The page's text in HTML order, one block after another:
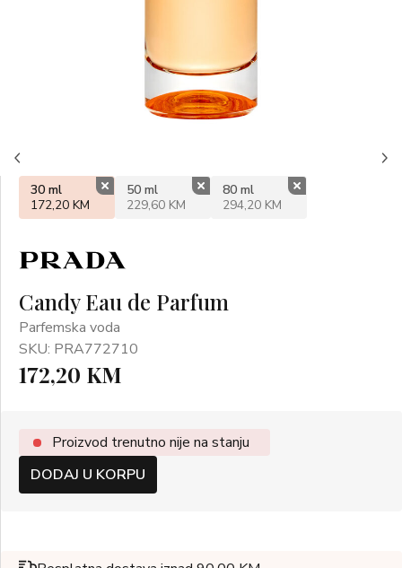
Candy Eau de Parfum
Parfemska voda
SKU: PRA772710
172,20 KM
30 ml
172,20 KM
50 ml
229,60 KM
80 ml
294,20 KM
Proizvod trenutno nije na stanju
DODAJ U KORPU